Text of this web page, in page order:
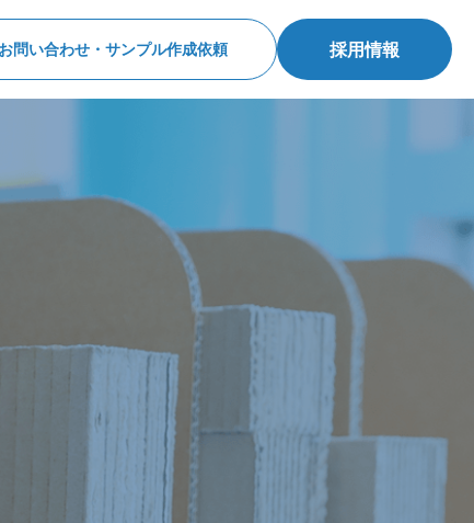
お問い合わせ・サンプル作成依頼 採用情報